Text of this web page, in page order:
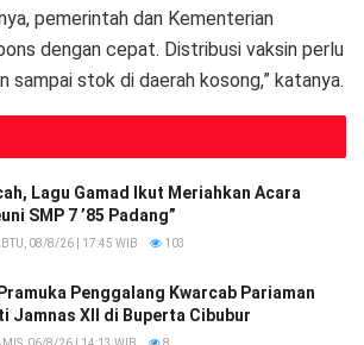
pemerintah dan Kementerian
dengan cepat. Distribusi vaksin perlu
sampai stok di daerah kosong,” katanya.
Lagu Gamad Ikut Meriahkan Acara
SMP 7 ’85 Padang”
08/8/26 | 17:45 WIB 103
Penggalang Kwarcab Pariaman
Jamnas XII di Buperta Cibubur